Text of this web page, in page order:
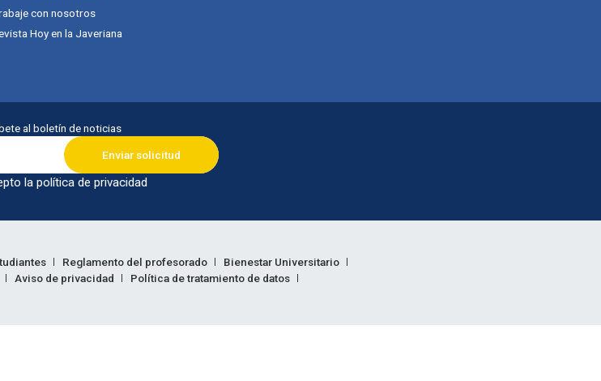
con nosotros
Hoy en la Javeriana
al boletín de noticias
la política de privacidad
Reglamento del profesorado
Bienestar Universitario
Aviso de privacidad Política de tratamiento de datos